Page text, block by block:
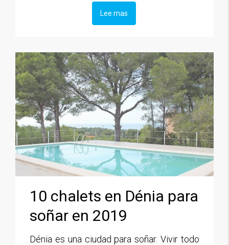
Lee mas
10 chalets en Dénia para
soñar en 2019
Dénia es una ciudad para soñar. Vivir todo